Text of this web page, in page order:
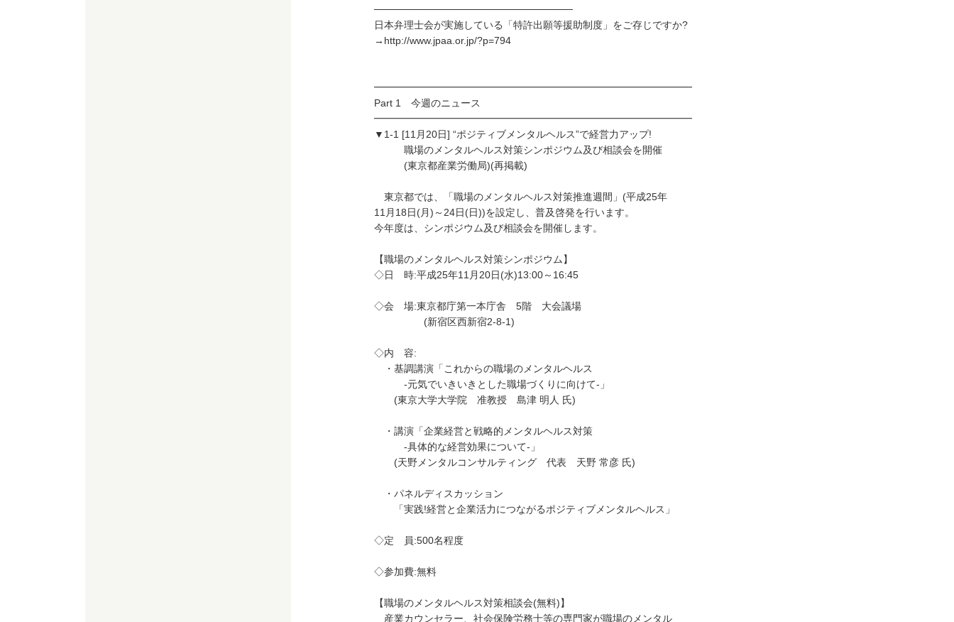
────────────────────────────
日本弁理士会が実施している「特許出願等援助制度」をご存じですか?
→http://www.jpaa.or.jp/?p=794
━━━━━━━━━━━━━━━━━━━━━━━━━━━━━━━━
Part 1 今週のニュース
━━━━━━━━━━━━━━━━━━━━━━━━━━━━━━━━
▼1-1 [11月20日] “ポジティブメンタルヘルス”で経営力アップ!
職場のメンタルヘルス対策シンポジウム及び相談会を開催
(東京都産業労働局)(再掲載)
東京都では、「職場のメンタルヘルス対策推進週間」(平成25年
11月18日(月)～24日(日))を設定し、普及啓発を行います。
今年度は、シンポジウム及び相談会を開催します。
【職場のメンタルヘルス対策シンポジウム】
◇日 時:平成25年11月20日(水)13:00～16:45
◇会 場:東京都庁第一本庁舎 5階 大会議場
(新宿区西新宿2-8-1)
◇内 容:
・基調講演「これからの職場のメンタルヘルス
-元気でいきいきとした職場づくりに向けて-」
(東京大学大学院 准教授 島津 明人 氏)
・講演「企業経営と戦略的メンタルヘルス対策
-具体的な経営効果について-」
(天野メンタルコンサルティング 代表 天野 常彦 氏)
・パネルディスカッション
「実践!経営と企業活力につながるポジティブメンタルヘルス」
◇定 員:500名程度
◇参加費:無料
【職場のメンタルヘルス対策相談会(無料)】
産業カウンセラー、社会保険労務士等の専門家が職場のメンタル